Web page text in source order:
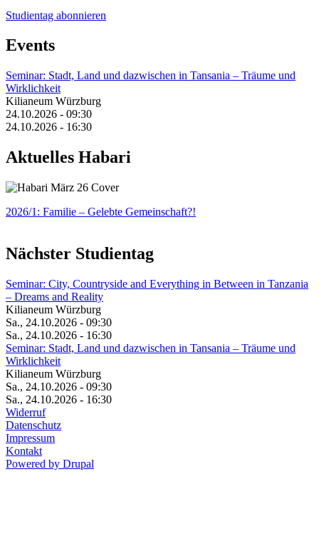
Weg
Verständnis
in
der
Partnerschaftsarbeit
Studientag abonnieren
Events
Seminar: Stadt, Land und dazwischen in Tansania – Träume und
Wirklichkeit
Kilianeum Würzburg
24.10.2026 - 09:30
24.10.2026 - 16:30
Aktuelles Habari
2026/1: Familie – Gelebte Gemeinschaft?!
Nächster Studientag
Seminar: City, Countryside and Everything in Between in Tanzania
– Dreams and Reality
Kilianeum Würzburg
Sa., 24.10.2026 - 09:30
Sa., 24.10.2026 - 16:30
Seminar: Stadt, Land und dazwischen in Tansania – Träume und
Wirklichkeit
Kilianeum Würzburg
Sa., 24.10.2026 - 09:30
Sa., 24.10.2026 - 16:30
Widerruf
Datenschutz
Impressum
Kontakt
Powered by Drupal